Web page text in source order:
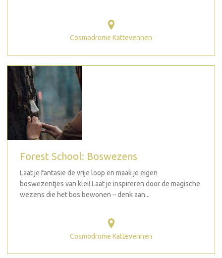
Cosmodrome Kattevennen
Forest School: Boswezens
Laat je fantasie de vrije loop en maak je eigen
boswezentjes van klei! Laat je inspireren door de magische
wezens die het bos bewonen – denk aan...
Cosmodrome Kattevennen